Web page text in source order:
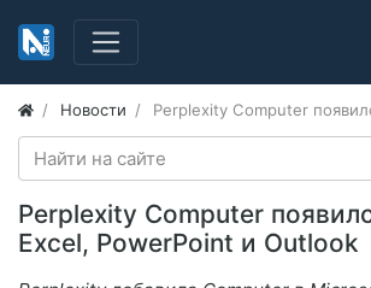
Новости Perplexity Computer
Perplexity Computer
Excel, PowerPoint и Outlook